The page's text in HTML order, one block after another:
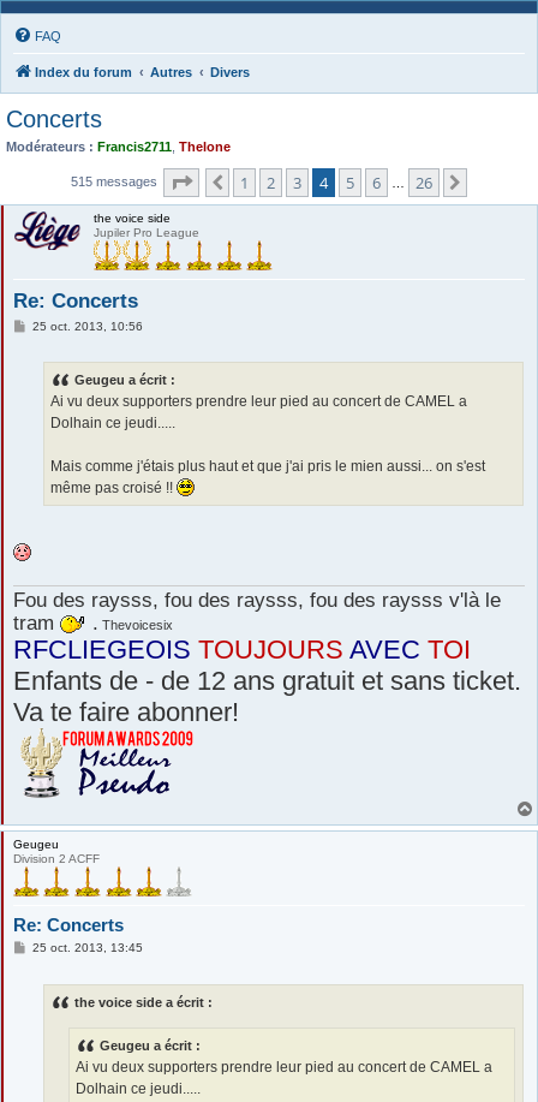
FAQ
Index du forum Autres Divers
Concerts
Modérateurs : Francis2711 Thelone
515 messages Page sur26
Précédente
1 2 3 4 5 6 26
the voice side
Jupiler Pro League
Re: Concerts
M25 oct. 2013, 10:56
Geugeu a écrit :
Ai vu deux supporters prendre leur pied au concert de CAMEL a
Dolhain ce jeudi.....
Mais comme j'étais plus haut et que j'ai pris le mien aussi... on s'est
même pas croisé !!
Fou des raysss, fou des raysss, fou des raysss v'là le
tram
. Thevoicesix
RFCLIEGEOIS TOUJOURS AVEC TOI
Enfants de - de 12 ans gratuit et sans ticket.
Va te faire abonner!
Geugeu
Division 2 ACFF
Re: Concerts
M25 oct. 2013, 13:45
the voice side a écrit :
Geugeu a écrit :
Ai vu deux supporters prendre leur pied au concert de CAMEL a
Dolhain ce jeudi.....